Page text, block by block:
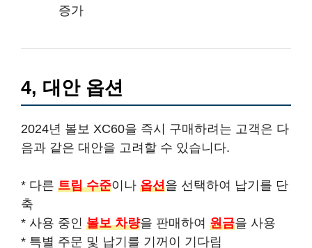
증가
4, 대안 옵션
2024년 볼보 XC60을 즉시 구매하려는 고객은 다
음과 같은 대안을 고려할 수 있습니다.
* 다른 트림 수준이나 옵션을 선택하여 납기를 단
축
* 사용 중인 볼보 차량을 판매하여 원금을 사용
* 특별 주문 및 납기를 기꺼이 기다림